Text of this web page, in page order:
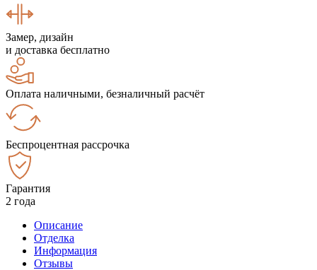
Замер, дизайн
и доставка бесплатно
Оплата наличными, безналичный расчёт
Беспроцентная рассрочка
Гарантия
2 года
Описание
Отделка
Информация
Отзывы